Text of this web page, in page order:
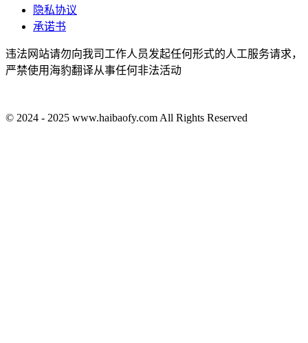
隐私协议
承诺书
违法网站请勿向我司工作人员发起任何形式的人工服务请求，
严禁使用海豹翻译从事任何非法活动
© 2024 - 2025 www.haibaofy.com All Rights Reserved